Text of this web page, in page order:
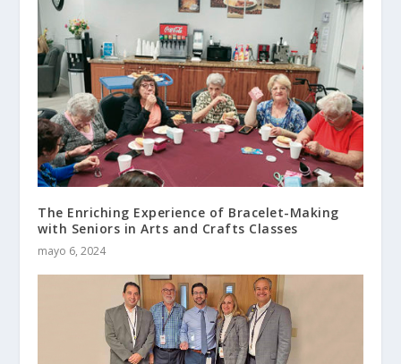
The Enriching Experience of Bracelet-Making
with Seniors in Arts and Crafts Classes
mayo 6, 2024